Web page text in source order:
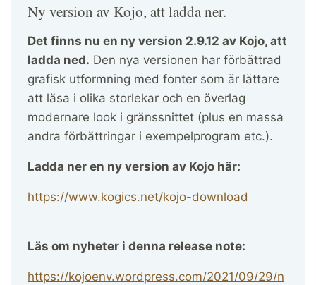
Ny version av Kojo, att ladda ner.
Det finns nu en ny version 2.9.12 av Kojo, att
ladda ned. Den nya versionen har förbättrad
grafisk utformning med fonter som är lättare
att läsa i olika storlekar och en överlag
modernare look i gränssnittet (plus en massa
andra förbättringar i exempelprogram etc.).
Ladda ner en ny version av Kojo här:
https://www.kogics.net/kojo-download
Läs om nyheter i denna release note:
https://kojoenv.wordpress.com/2021/09/29/n